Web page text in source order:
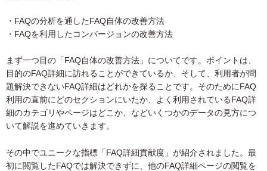
・FAQの分析を通したFAQ自体の改善方法
・FAQを利用したコンバージョンの改善方法
まず一つ目の「FAQ自体の改善方法」についてです。ポイントは、
目的のFAQ詳細に訪れることができているか、そして、利用者が問
題解決できないFAQ詳細はどれかを探ることです。そのためにFAQ
利用の直前にどのセクションにいたか、よく利用されているFAQ詳
細のカテゴリやページはどこか、などいくつかのデータの見方につ
いて解説を進めていきます。
その中でユニークな指標「FAQ詳細貢献度」が紹介されました。最
初に閲覧したFAQでは解決できずに、他のFAQ詳細ページの閲覧を